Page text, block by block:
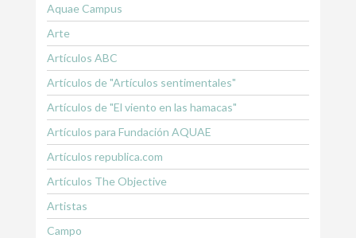
Aquae Campus
Arte
Artículos ABC
Artículos de "Artículos sentimentales"
Artículos de "El viento en las hamacas"
Artículos para Fundación AQUAE
Artículos republica.com
Artículos The Objective
Artistas
Campo